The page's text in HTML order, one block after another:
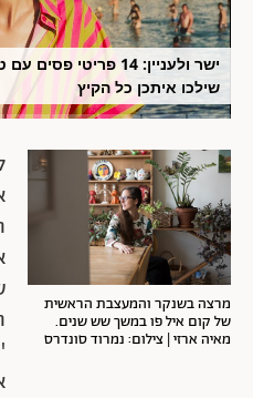
ישר ולעניין: 14 פריטי פסים
שילכו איתכן כל הקיץ
מרצה בשנקר והמעצבת הראשית
של קום איל פו במשך שש שנים.
מאיה ארזי | צילום: נמרוד סונדרס